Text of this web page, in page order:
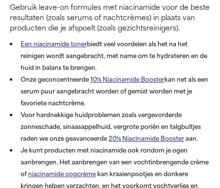
Gebruik leave-on formules met niacinamide voor de beste
resultaten (zoals serums of nachtcrèmes) in plaats van
producten die je afspoelt (zoals gezichtsreinigers).
Een niacinamide tonerbiedt veel voordelen als het na het
reinigen wordt aangebracht, met name om te hydrateren en de
huid in balans te brengen.
Onze geconcentreerde10% Niacinamide Boosterkan net als een
serum puur aangebracht worden of gemixt worden met je
favoriete nachtcrème.
Voor hardnekkige huidproblemen zoals vergevorderde
zonneschade, sinaasappelhuid, vergrote poriën en talgbultjes
raden we onze geavanceerde20% Niacinamide Boosteraan.
Je kunt producten met niacinamide ook rondom je ogen
aanbrengen. Het aanbrengen van een vochtinbrengende crème
ofniacinamide oogcrème kan kraaienpootjes en donkere
kringen helpen verzachten, en het voorkomt vochtverlies en